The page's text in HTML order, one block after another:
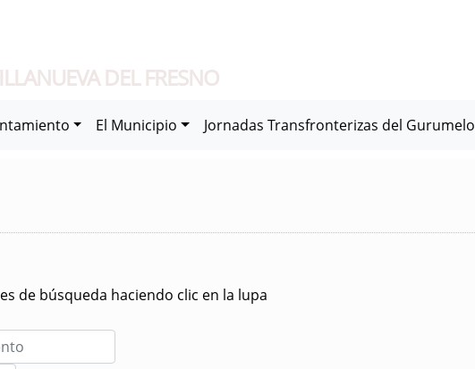
DEL FRESNO
El Municipio Jornadas Transfronterizas del Gurumelo
de búsqueda haciendo clic en la lupa